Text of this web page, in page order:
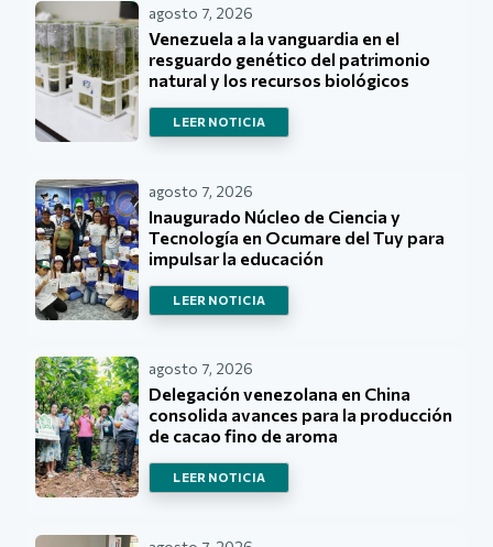
agosto 7, 2026
Venezuela a la vanguardia en el
resguardo genético del patrimonio
natural y los recursos biológicos
LEER NOTICIA
agosto 7, 2026
Inaugurado Núcleo de Ciencia y
Tecnología en Ocumare del Tuy para
impulsar la educación
LEER NOTICIA
agosto 7, 2026
Delegación venezolana en China
consolida avances para la producción
de cacao fino de aroma
LEER NOTICIA